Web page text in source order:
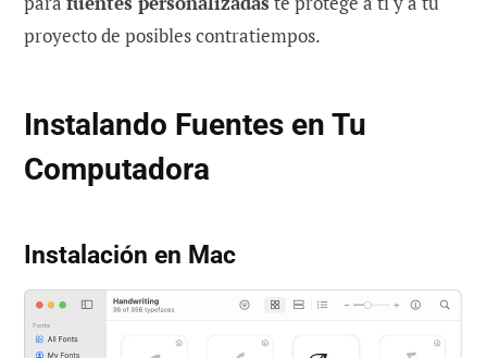
proyecto de posibles contratiempos.
Instalando Fuentes en Tu
Computadora
Instalación en Mac